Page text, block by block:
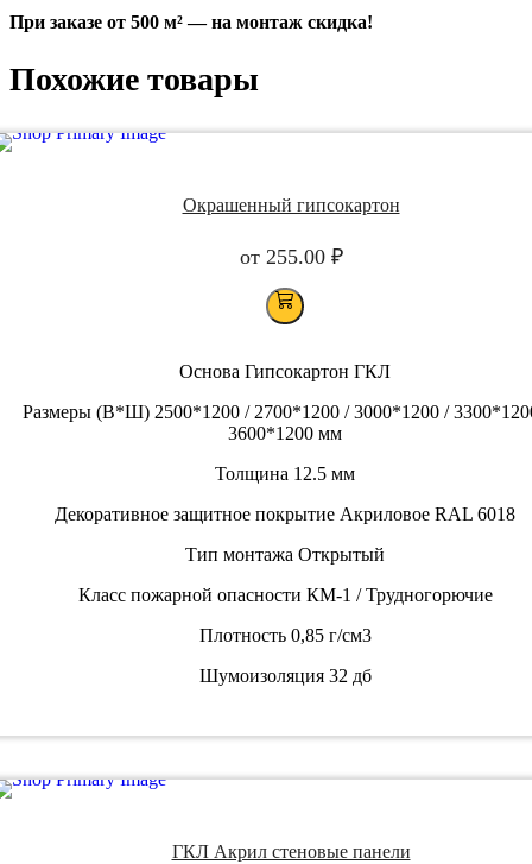
При заказе от 500 м² — на монтаж скидка!
Похожие товары
Окрашенный гипсокартон
от 255.00 ₽
Основа Гипсокартон ГКЛ
Размеры (В*Ш)2500*1200 / 2700*1200 / 3000*1200 /
3600*1200 мм
Толщина 12.5 мм
Декоративное защитное покрытие Акриловое RAL 6018
Тип монтажа Открытый
Класс пожарной опасности КМ-1 / Трудногорючие
Плотность0,85 г/см3
Шумоизоляция32 дб
ГКЛ Акрил стеновые панели